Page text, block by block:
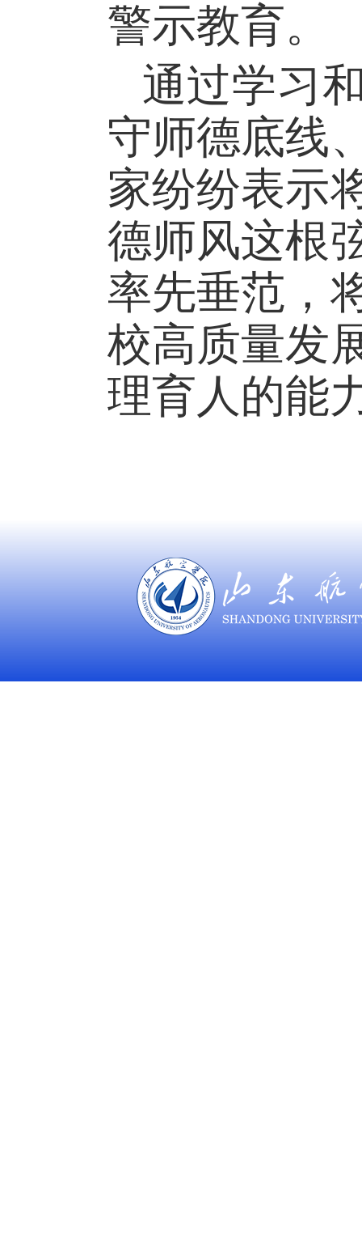
警示教育。
通过学习
守师德底线
家纷纷表示
德师风这根
率先垂范，
校高质量发
理育人的能